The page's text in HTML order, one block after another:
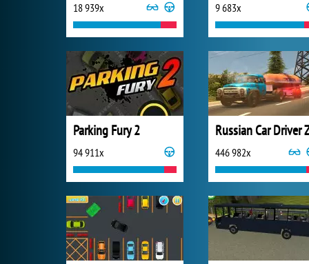
18 939x 9 683x
Parking Fury 2
94 911x 446 982x